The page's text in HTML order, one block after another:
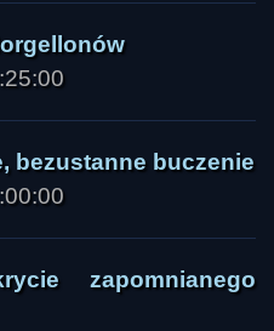
bezustanne buczenie
zapomnianego